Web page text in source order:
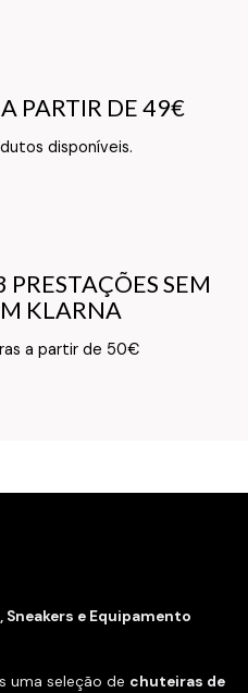
PARTIR DE 49€
disponíveis.
PARTIR DE 49€
de Informação
SEM
KLARNA
a partir de 50€
SEM
KLARNA
de Informação
e Equipamento
uma seleção de chuteiras de